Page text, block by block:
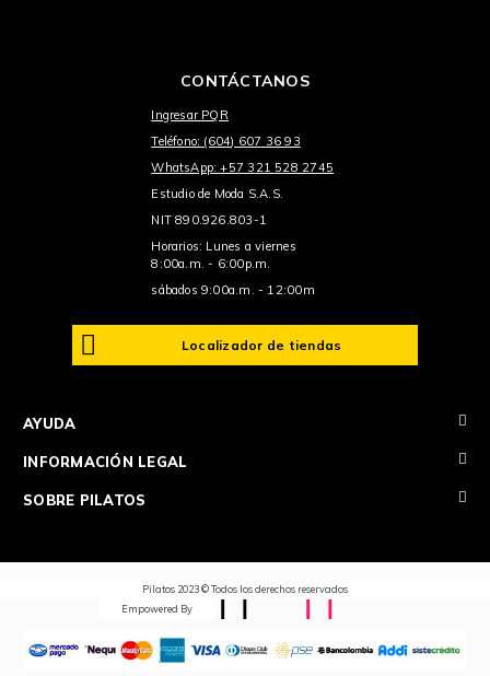
CONTÁCTANOS
Ingresar PQR
Teléfono: (604) 607 36 93
WhatsApp: +57 321 528 2745
Estudio de Moda S.A.S.
NIT 890.926.803-1
Horarios: Lunes a viernes
8:00a.m. - 6:00p.m.
sábados 9:00a.m. - 12:00m
Localizador de tiendas
AYUDA +
INFORMACIÓN LEGAL +
SOBRE PILATOS +
Pilatos 2023 © Todos los derechos reservados
Empowered By